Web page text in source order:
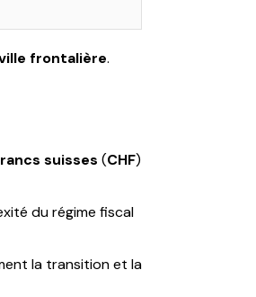
frontalière.
suisses (CHF)
du régime fiscal
la transition et la